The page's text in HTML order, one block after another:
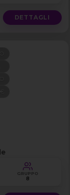
DETTAGLI
GRUPPO
8